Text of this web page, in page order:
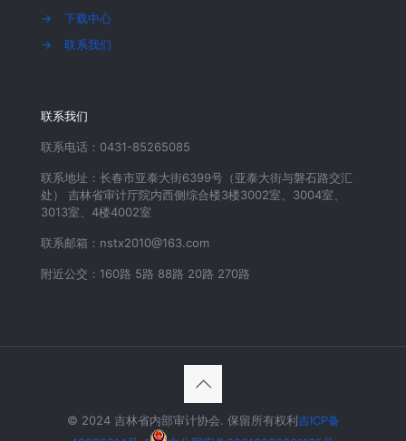
→
下载中心
→
联系我们
联系我们
联系电话：0431-85265085
联系地址：长春市亚泰大街6399号（亚泰大街与磐石路交汇
处） 吉林省审计厅院内西侧综合楼3楼3002室、3004室、
3013室、4楼4002室
联系邮箱：nstx2010@163.com
附近公交：160路 5路 88路 20路 270路
© 2024 吉林省内部审计协会. 保留所有权利吉ICP备